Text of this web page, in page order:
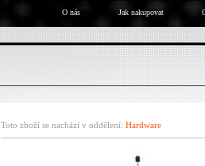
O nás Jak nakupovat
Toto zboží se nachází v oddělení: Hardware